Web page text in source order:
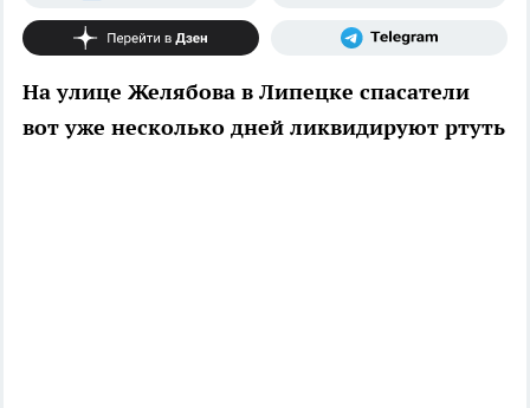
На улице Желябова в Липецке спасатели
вот уже несколько дней ликвидируют ртуть